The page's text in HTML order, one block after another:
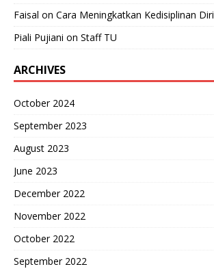
Faisal on Cara Meningkatkan Kedisiplinan Diri
Piali Pujiani on Staff TU
ARCHIVES
October 2024
September 2023
August 2023
June 2023
December 2022
November 2022
October 2022
September 2022